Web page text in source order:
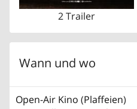
2 Trailer
Wann und wo
Open-Air Kino (Plaffeien)